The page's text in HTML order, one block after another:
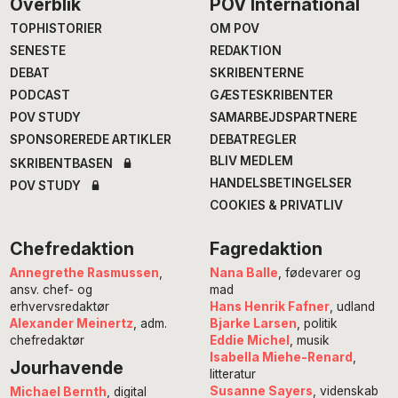
Footer
Overblik
TOPHISTORIER
SENESTE
DEBAT
PODCAST
POV STUDY
SPONSOREREDE ARTIKLER
SKRIBENTBASEN
POV STUDY
POV International
OM POV
REDAKTION
SKRIBENTERNE
GÆSTESKRIBENTER
SAMARBEJDSPARTNERE
DEBATREGLER
BLIV MEDLEM
HANDELSBETINGELSER
COOKIES & PRIVATLIV
Chefredaktion
Annegrethe Rasmussen
ansv. chef- og
erhvervsredaktør
Alexander Meinertz , adm.
chefredaktør
Jourhavende
Michael Bernth , digital
Fagredaktion
Nana Balle , fødevarer og
mad
Hans Henrik Fafner, udland
Bjarke Larsen , politik
Eddie Michel
, musik
Isabella Miehe-Renard
litteratur
Susanne Sayers , videnskab